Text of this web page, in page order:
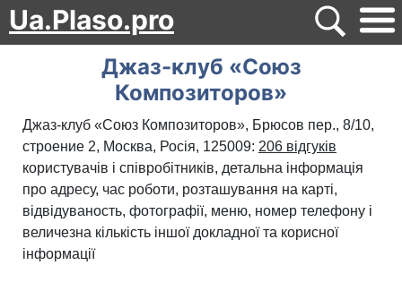
Ua.Plaso.pro
Джаз-клуб «Союз
Композиторов»
Джаз-клуб «Союз Композиторов», Брюсов пер., 8/10,
строение 2, Москва, Росія, 125009: 206 відгуків
користувачів і співробітників, детальна інформація
про адресу, час роботи, розташування на карті,
відвідуваность, фотографії, меню, номер телефону і
величезна кількість іншої докладної та корисної
інформації